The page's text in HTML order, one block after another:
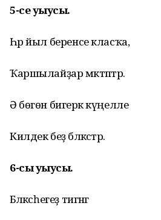
5-се уҡыусы.
Һәр йыл беренсе класҡа,
Ҡаршылайҙар мәктәптәр.
Ә бөгөн бигерәк күңелле
Килдек беҙ бәләкәстәр.
6-сы уҡыусы.
Бәләкәсһегеҙ тигәнгә